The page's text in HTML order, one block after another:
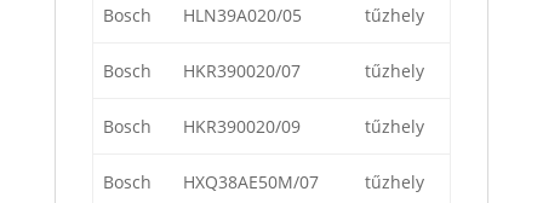
Bosch HLN39A020/05 tűzhely
Bosch HKR390020/07 tűzhely
Bosch HKR390020/09 tűzhely
Bosch HXQ38AE50M/07 tűzhely